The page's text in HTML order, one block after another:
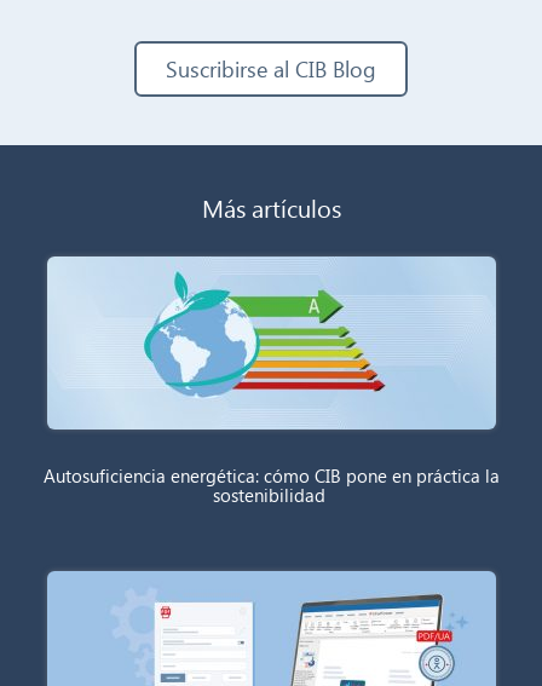
Suscribirse al CIB Blog
Más artículos
Autosuficiencia energética: cómo CIB pone en práctica la
sostenibilidad